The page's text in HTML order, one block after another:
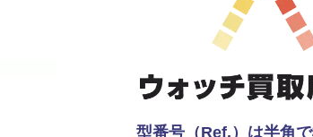
型番号（Ref.）は半角